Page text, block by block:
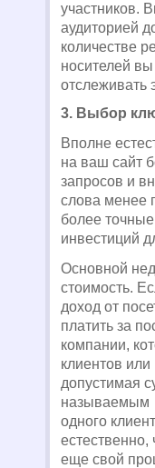
участников.
аудиторией
количестве
носителей
отслеживать
3. Выбор
Вполне
на ваш сайт
запросов и
слова менее
более
инвестиций
Основной
стоимость.
доход от
платить за
компании,
клиентов
допустимая
называемым
одного
еще свой